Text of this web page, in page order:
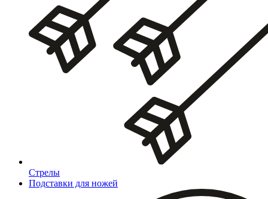
Стрелы
Подставки для ножей